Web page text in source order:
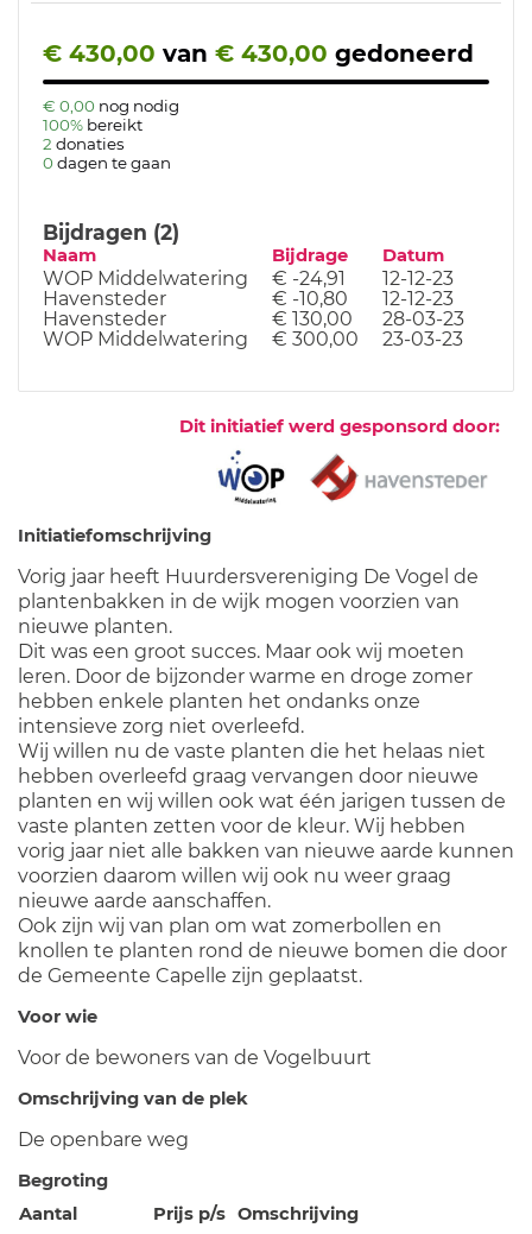
€ 430,00 van € 430,00 gedoneerd
€ 0,00 nog nodig
100% bereikt
2 donaties
0 dagen te gaan
Bijdragen (2)
Naam Bijdrage Datum
WOP Middelwatering € -24,91
12-12-23
Havensteder
€ -10,80
12-12-23
Havensteder
€ 130,00
28-03-23
WOP Middelwatering
€ 300,00 23-03-23
Dit initiatief werd gesponsord door:
Initiatiefomschrijving
Vorig jaar heeft Huurdersvereniging De Vogel de
plantenbakken in de wijk mogen voorzien van
nieuwe planten.
Dit was een groot succes. Maar ook wij moeten
leren. Door de bijzonder warme en droge zomer
hebben enkele planten het ondanks onze
intensieve zorg niet overleefd.
Wij willen nu de vaste planten die het helaas niet
hebben overleefd graag vervangen door nieuwe
planten en wij willen ook wat één jarigen tussen de
vaste planten zetten voor de kleur. Wij hebben
vorig jaar niet alle bakken van nieuwe aarde kunnen
voorzien daarom willen wij ook nu weer graag
nieuwe aarde aanschaffen.
Ook zijn wij van plan om wat zomerbollen en
knollen te planten rond de nieuwe bomen die door
de Gemeente Capelle zijn geplaatst.
Voor wie
Voor de bewoners van de Vogelbuurt
Omschrijving van de plek
De openbare weg
Begroting
Aantal
Prijs p/s Omschrijving